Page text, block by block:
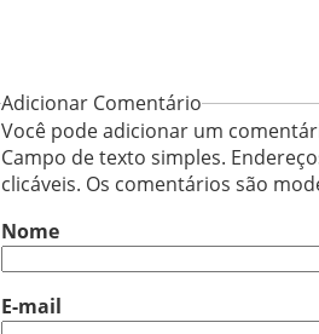
Adicionar Comentário
Você pode adicionar um
Campo de texto simples.
clicáveis. Os comentários são
Nome
E-mail